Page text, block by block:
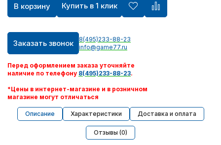
В корзину Купить в 1 клик
Заказать звонок
8(495)233-88-23
info@game77.ru
Перед оформлением заказа уточняйте
наличие по телефону 8(495)233-88-23.
*Цены в интернет-магазине и в розничном
магазине могут отличаться
Описание Характеристики Доставка и оплата
Отзывы (0)